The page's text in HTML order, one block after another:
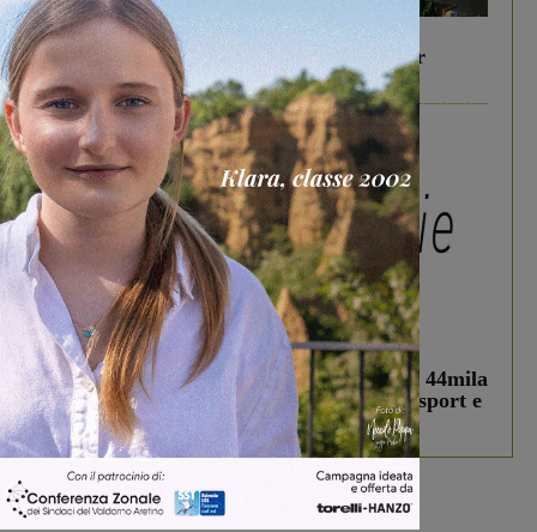
In vetrina 6 Agosto 2026
Gita di famiglia a Firenze: 5 idee per far
divertire i tuoi figli
In vetrina 3 Agosto 2026
Estra Notizie agosto: Smart Cities, oltre 44mila
studenti coinvolti, torna il bando per lo sport e
debutta il podcast Estrair